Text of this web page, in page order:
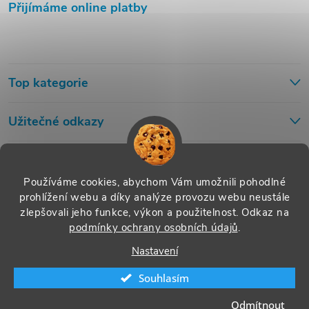
Používáme cookies, abychom Vám umožnili pohodlné
prohlížení webu a díky analýze provozu webu neustále
zlepšovali jeho funkce, výkon a použitelnost. Odkaz na
podmínky ochrany osobních údajů.
Nastavení
Odmítnout
Souhlasím
Přijímáme online platby
Top kategorie
Užitečné odkazy
Copyright 2026Cleno.cz. Všechna práva vyhrazena.Upravit nastavení